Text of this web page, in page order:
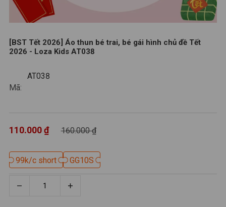
[BST Tết 2026] Áo thun bé trai, bé gái hình chủ đề Tết
2026 - Loza Kids AT038
Mã:
160.000 ₫
110.000 ₫
AT038
99k/c short
99k/c short GG10S
GG10S